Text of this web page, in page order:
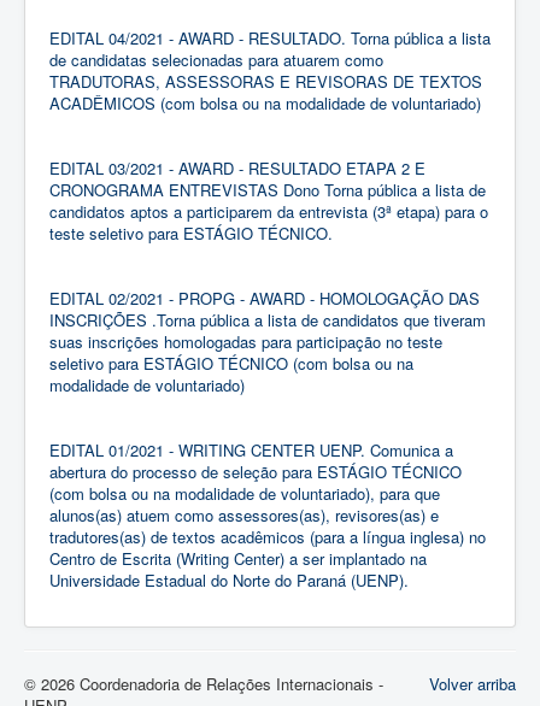
EDITAL 04/2021 - AWARD - RESULTADO. Torna pública a lista
de candidatas selecionadas para atuarem como
TRADUTORAS, ASSESSORAS E REVISORAS DE TEXTOS
ACADÊMICOS (com bolsa ou na modalidade de voluntariado)
EDITAL 03/2021 - AWARD - RESULTADO ETAPA 2 E
CRONOGRAMA ENTREVISTAS Dono Torna pública a lista de
candidatos aptos a participarem da entrevista (3ª etapa) para o
teste seletivo para ESTÁGIO TÉCNICO.
EDITAL 02/2021 - PROPG - AWARD - HOMOLOGAÇÃO DAS
INSCRIÇÕES .Torna pública a lista de candidatos que tiveram
suas inscrições homologadas para participação no teste
seletivo para ESTÁGIO TÉCNICO (com bolsa ou na
modalidade de voluntariado)
EDITAL 01/2021 - WRITING CENTER UENP. Comunica a
abertura do processo de seleção para ESTÁGIO TÉCNICO
(com bolsa ou na modalidade de voluntariado), para que
alunos(as) atuem como assessores(as), revisores(as) e
tradutores(as) de textos acadêmicos (para a língua inglesa) no
Centro de Escrita (Writing Center) a ser implantado na
Universidade Estadual do Norte do Paraná (UENP).
Volver arriba
© 2026 Coordenadoria de Relações Internacionais -